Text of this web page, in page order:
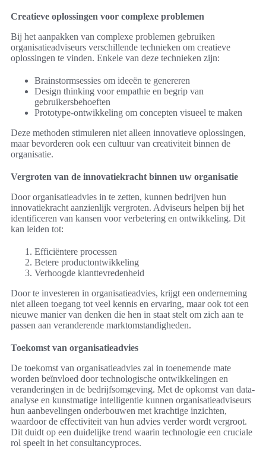
Creatieve oplossingen voor complexe problemen
Bij het aanpakken van complexe problemen gebruiken
organisatieadviseurs verschillende technieken om creatieve
oplossingen te vinden. Enkele van deze technieken zijn:
Brainstormsessies om ideeën te genereren
Design thinking voor empathie en begrip van
gebruikersbehoeften
Prototype-ontwikkeling om concepten visueel te maken
Deze methoden stimuleren niet alleen innovatieve oplossingen,
maar bevorderen ook een cultuur van creativiteit binnen de
organisatie.
Vergroten van de innovatiekracht binnen uw organisatie
Door organisatieadvies in te zetten, kunnen bedrijven hun
innovatiekracht aanzienlijk vergroten. Adviseurs helpen bij het
identificeren van kansen voor verbetering en ontwikkeling. Dit
kan leiden tot:
Efficiëntere processen
Betere productontwikkeling
Verhoogde klanttevredenheid
Door te investeren in organisatieadvies, krijgt een onderneming
niet alleen toegang tot veel kennis en ervaring, maar ook tot een
nieuwe manier van denken die hen in staat stelt om zich aan te
passen aan veranderende marktomstandigheden.
Toekomst van organisatieadvies
De toekomst van organisatieadvies zal in toenemende mate
worden beïnvloed door technologische ontwikkelingen en
veranderingen in de bedrijfsomgeving. Met de opkomst van data-
analyse en kunstmatige intelligentie kunnen organisatieadviseurs
hun aanbevelingen onderbouwen met krachtige inzichten,
waardoor de effectiviteit van hun advies verder wordt vergroot.
Dit duidt op een duidelijke trend waarin technologie een cruciale
rol speelt in het consultancyproces.